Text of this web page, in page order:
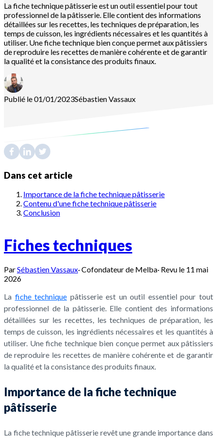
La fiche technique pâtisserie est un outil essentiel pour tout
professionnel de la pâtisserie. Elle contient des informations
détaillées sur les recettes, les techniques de préparation, les
temps de cuisson, les ingrédients nécessaires et les quantités à
utiliser. Une fiche technique bien conçue permet aux pâtissiers
de reproduire les recettes de manière cohérente et de garantir
la qualité et la consistance des produits finaux.
Publié le 01/01/2023SébastienVassaux
Dans cet article
Importance de la fiche technique pâtisserie
Contenu d'une fiche technique pâtisserie
Conclusion
Fiches techniques
ParSébastien Vassaux·Cofondateur de Melba· Revu le 11 mai
2026
La fiche technique pâtisserie est un outil essentiel pour tout
professionnel de la pâtisserie. Elle contient des informations
détaillées sur les recettes, les techniques de préparation, les
temps de cuisson, les ingrédients nécessaires et les quantités à
utiliser. Une fiche technique bien conçue permet aux pâtissiers
de reproduire les recettes de manière cohérente et de garantir
la qualité et la consistance des produits finaux.
Importance de la fiche technique
pâtisserie
La fiche technique pâtisserie revêt une grande importance dans